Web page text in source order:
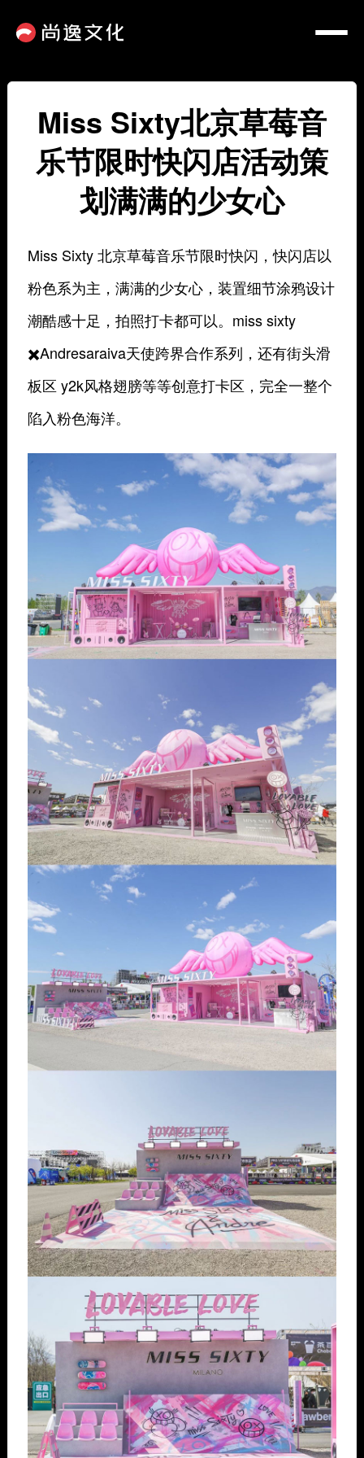
Miss Sixty北京草莓音
乐节限时快闪店活动策
划满满的少女心
Miss Sixty 北京草莓音乐节限时快闪，快闪店以
粉色系为主，满满的少女心，装置细节涂鸦设计
潮酷感十足，拍照打卡都可以。miss sixty
✖️Andresaraiva天使跨界合作系列，还有街头滑
板区 y2k风格翅膀等等创意打卡区，完全一整个
陷入粉色海洋。